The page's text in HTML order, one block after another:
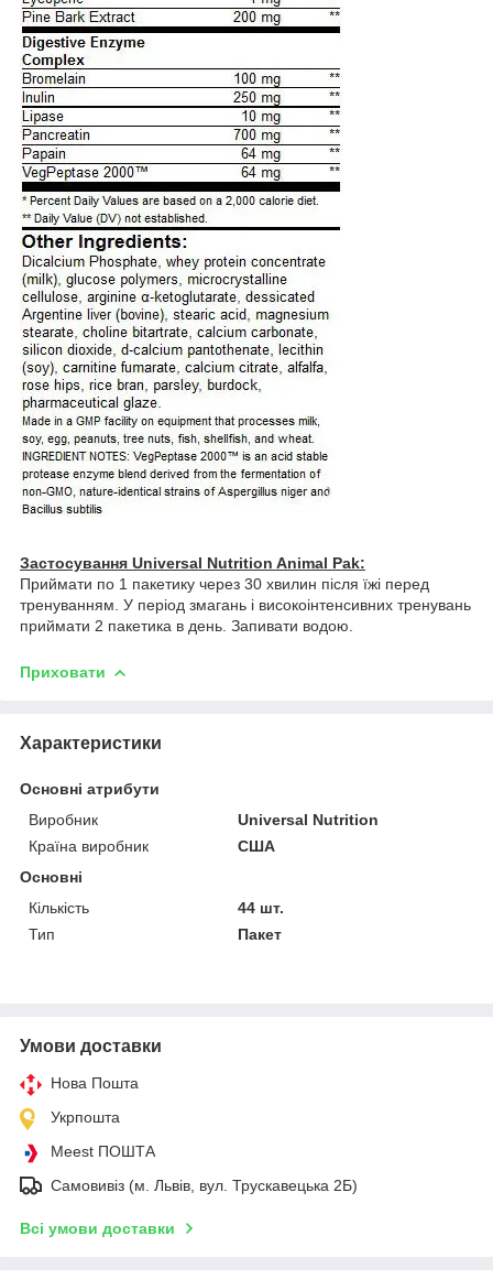
Застосування Universal Nutrition Animal Pak:
Приймати по 1 пакетику через 30 хвилин після їжі перед
тренуванням. У період змагань і високоінтенсивних тренувань
приймати 2 пакетика в день. Запивати водою.
Приховати
Характеристики
Основні атрибути
Виробник
Universal Nutrition
Країна виробник
США
Основні
Кількість
44 шт.
Тип
Пакет
Умови доставки
Нова Пошта
Укрпошта
Meest ПОШТА
Самовивіз (м. Львів, вул. Трускавецька 2Б)
Всі умови доставки